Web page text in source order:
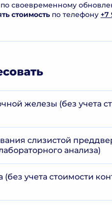
своевременному
стоимостьпо телефону +7
железы (без учета
слизистой
анализа)
учета стоимости